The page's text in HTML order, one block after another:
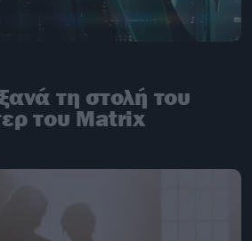
τη στολή του
του Matrix